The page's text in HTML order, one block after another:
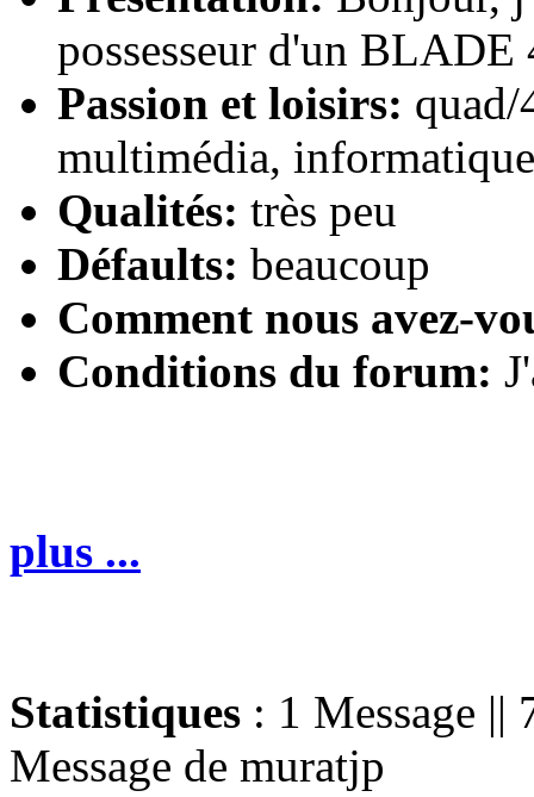
possesseur d'un BLADE
Passion et loisirs: quad/
multimédia,
Qualités: très peu
Défaults: beaucoup
Comment nous avez-
Conditions du forum:
plus ...
Statistiques : 1 Message ||
Message de muratjp